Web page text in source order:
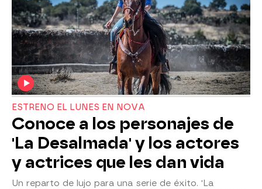
ESTRENO EL LUNES EN NOVA
Conoce a los personajes de
'La Desalmada' y los actores
y actrices que les dan vida
Un reparto de lujo para una serie de éxito. 'La